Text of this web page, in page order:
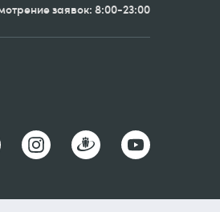
заявок: 8:00-23:00